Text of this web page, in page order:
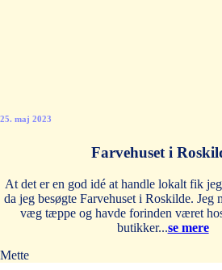
25. maj 2023
Farvehuset i
At det er en god idé at handle lokalt fik
da jeg besøgte Farvehuset i Roskilde.
væg tæppe og havde forinden været
butikker...se mere
Mette